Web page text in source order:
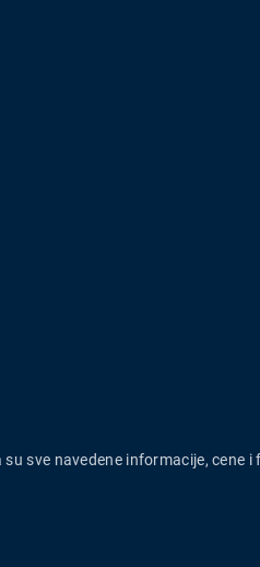
sve navedene informacije, cene